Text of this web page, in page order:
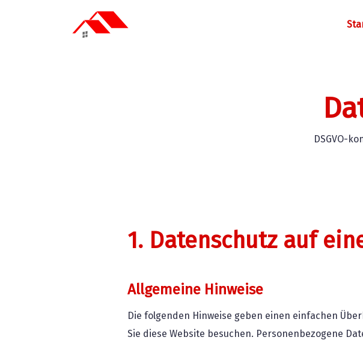
DSGVO-
1. Datenschutz auf
Allgemeine Hinweise
Die folgenden Hinweise geben einen einfachen
Sie diese Website besuchen. Personenbezogene